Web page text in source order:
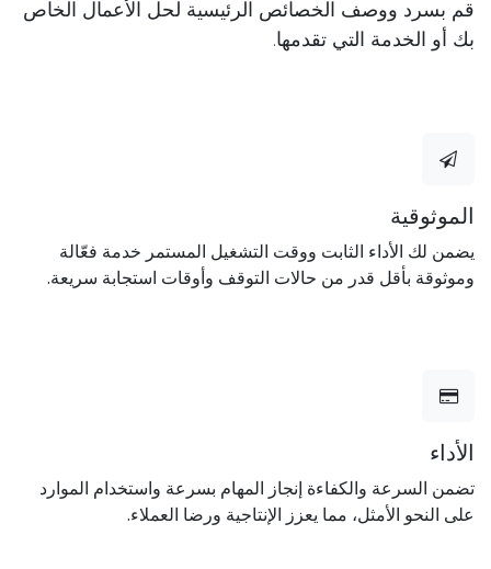
قم بسرد ووصف الخصائص الرئيسية لحل الأعمال الخاص
بك أو الخدمة التي تقدمها.
الموثوقية
يضمن لك الأداء الثابت ووقت التشغيل المستمر خدمة فعّالة
وموثوقة بأقل قدر من حالات التوقف وأوقات استجابة سريعة.
الأداء
تضمن السرعة والكفاءة إنجاز المهام بسرعة واستخدام الموارد
على النحو الأمثل، مما يعزز الإنتاجية ورضا العملاء.